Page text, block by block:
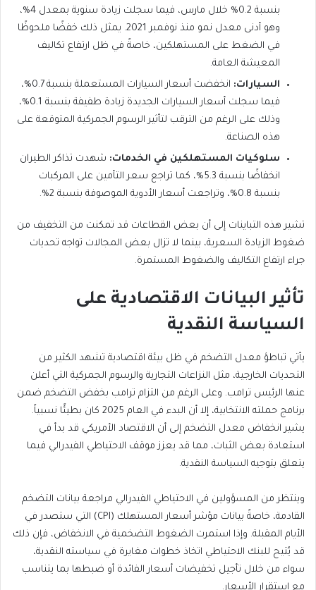
بنسبة 0.2% خلال مارس، فيما سجلت زيادة سنوية بمعدل 4%،
وهو أدنى معدل نمو منذ نوفمبر 2021. يمثل ذلك خفضًا ملحوظًا
في الضغط على المستهلكين، خاصةً في ظل ارتفاع تكاليف
المعيشة العامة.
السيارات:
انخفضت أسعار السيارات المستعملة بنسبة 0.7%،
فيما سجلت أسعار السيارات الجديدة زيادة طفيفة بنسبة 0.1%،
وذلك على الرغم من الترقب لتأثير الرسوم الجمركية المتوقعة على
هذه الصناعة.
سلوكيات المستهلكين في الخدمات: شهدت تذاكر الطيران
انخفاضًا بنسبة 5.3%، كما تراجع سعر التأمين على المركبات
بنسبة 0.8%، وتراجعت أسعار الأدوية الموصوفة بنسبة 2%.
تشير هذه التباينات إلى أن بعض القطاعات قد تمكنت من التخفيف من
ضغوط الزيادة السعرية، بينما لا تزال بعض المجالات تواجه تحديات
جراء ارتفاع التكاليف والضغوط المستمرة.
تأثير البيانات الاقتصادية على
السياسة النقدية
يأتي تباطؤ معدل التضخم في ظل بيئة اقتصادية تشهد الكثير من
التحديات الخارجية، مثل النزاعات التجارية والرسوم الجمركية التي أعلن
عنها الرئيس ترامب. وعلى الرغم من التزام ترامب بخفض التضخم ضمن
برنامج حملته الانتخابية، إلا أن البدء في العام 2025 كان بطيئًا نسبياً.
يشير انخفاض معدل التضخم إلى أن الاقتصاد الأمريكي قد بدأ في
استعادة بعض الثبات، مما قد يعزز موقف الاحتياطي الفيدرالي فيما
يتعلق بتوجيه السياسة النقدية.
وينتظر من المسؤولين في الاحتياطي الفيدرالي مراجعة بيانات التضخم
القادمة، خاصةً بيانات مؤشر أسعار المستهلك (CPI) التي ستصدر في
الأيام المقبلة. وإذا استمرت الضغوط التضخمية في الانخفاض، فإن ذلك
قد يُتيح للبنك الاحتياطي اتخاذ خطوات مغايرة في سياسته النقدية،
سواء من خلال تأجيل تخفيضات أسعار الفائدة أو ضبطها بما يتناسب
مع استقرار الأسعار.